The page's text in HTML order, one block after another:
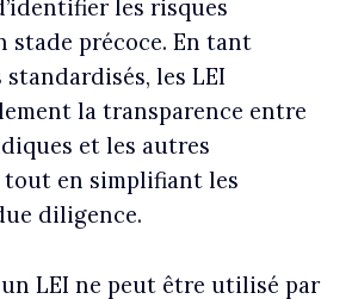
les risques
stade précoce. En tant
les LEI
la transparence entre
et les autres
en simplifiant les
diligence.
LEI ne peut être utilisé par